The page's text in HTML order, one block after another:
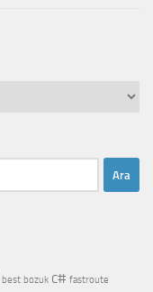
best bozuk c# fastroute